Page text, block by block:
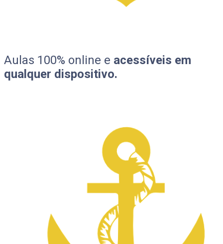
Aulas 100% online e acessíveis em
qualquer dispositivo.